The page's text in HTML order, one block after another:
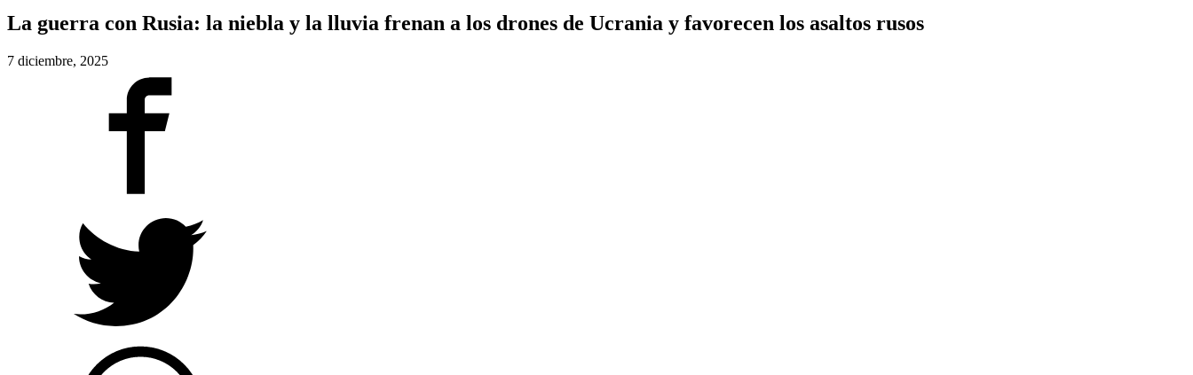
La guerra con Rusia: la niebla y la lluvia frenan a los drones de Ucrania y favorecen los asaltos rusos
7 diciembre, 2025